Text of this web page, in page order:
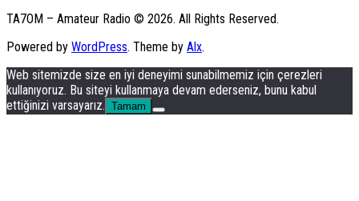
TA7OM – Amateur Radio © 2026. All Rights Reserved.
Powered by WordPress. Theme by Alx.
Web sitemizde size en iyi deneyimi sunabilmemiz için çerezleri
kullanıyoruz. Bu siteyi kullanmaya devam ederseniz, bunu kabul
ettiğinizi varsayarız. Tamam